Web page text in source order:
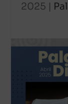
2025 |